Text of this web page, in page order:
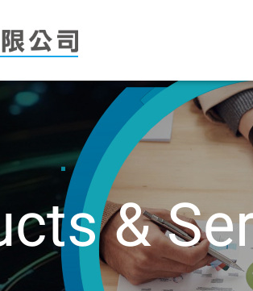
&